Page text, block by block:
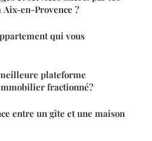
en-Provence ?
qui vous
plateforme
fractionné?
entre un gîte et une maison